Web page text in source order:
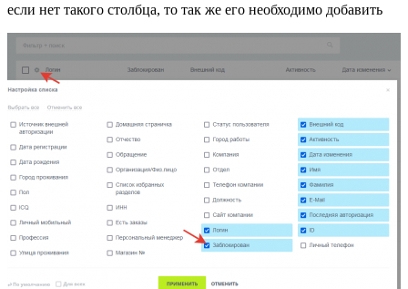
если нет такого столбца, то так же его необходимо добавить